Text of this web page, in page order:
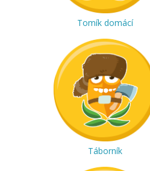
Tomík domácí
Táborník